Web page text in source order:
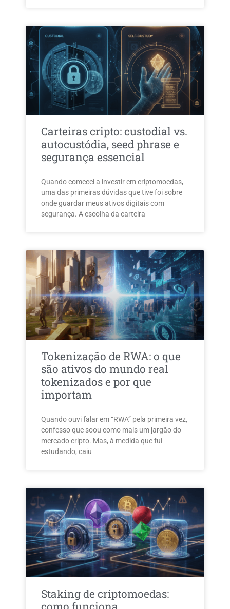
Carteiras cripto: custodial vs.
autocustódia, seed phrase e
segurança essencial
Quando comecei a investir em criptomoedas,
uma das primeiras dúvidas que tive foi sobre
onde guardar meus ativos digitais com
segurança. A escolha da carteira
Tokenização de RWA: o que
são ativos do mundo real
tokenizados e por que
importam
Quando ouvi falar em “RWA” pela primeira vez,
confesso que soou como mais um jargão do
mercado cripto. Mas, à medida que fui
estudando, caiu
Staking de criptomoedas: